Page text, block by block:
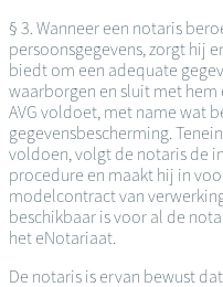
§ 3. Wanneer een notaris
persoonsgegevens, zorgt hij
biedt om een adequate
waarborgen en sluit met hem
AVG voldoet, met name wat
gegevensbescherming.
voldoen, volgt de notaris de
procedure en maakt hij in
modelcontract van
beschikbaar is voor al de
het eNotariaat.
De notaris is ervan bewust